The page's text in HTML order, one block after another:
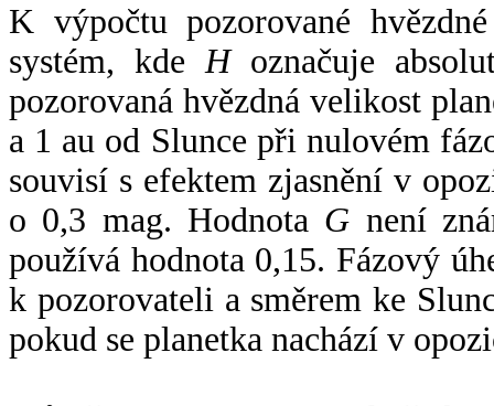
K výpočtu pozorované
systém, kde Hoznačuje
pozorovaná hvězdná velikost
a 1 au od Slunce při nulovém
souvisí s efektem zjasnění v
o 0,3 mag. Hodnota G není
používá hodnota 0,15. Fázový
k pozorovateli a směrem ke
pokud se planetka nachází v